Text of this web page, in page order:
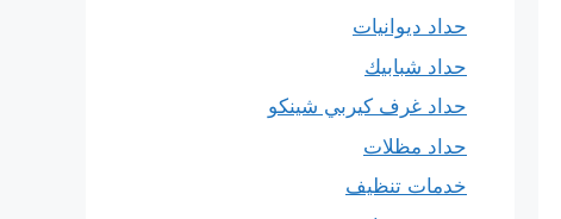
حداد ديوانيات
حداد شبابيك
حداد غرف كيربي شينكو
حداد مظلات
خدمات تنظيف